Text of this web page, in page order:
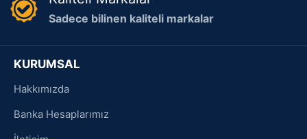
Sadece bilinen kaliteli markalar
KURUMSAL
Hakkımızda
Banka Hesaplarımız